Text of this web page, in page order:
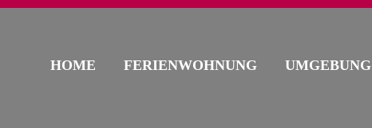
HOME FERIENWOHNUNG UMGEBUNG